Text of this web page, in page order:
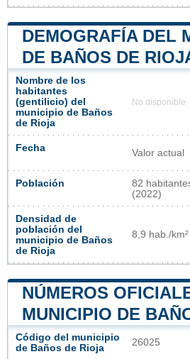
DEMOGRAFÍA DEL
DE BAÑOS DE
Nombre de los
habitantes
(gentilicio) del
municipio de Baños
de Rioja
No disponible
Fecha Valor actual
Población
82
(2022)
Densidad de
población del
municipio de Baños
de Rioja
8,9 hab./km²
NÚMEROS
MUNICIPIO DE
Código del municipio
de Baños de Rioja
26025